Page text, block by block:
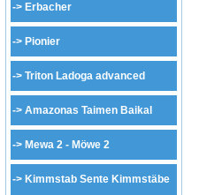
-> Erbacher
-> Pionier
-> Triton Ladoga advanced
-> Amazonas Taimen Baikal
-> Mewa 2 - Möwe 2
-> Kimmstab Sente Kimmstäbe